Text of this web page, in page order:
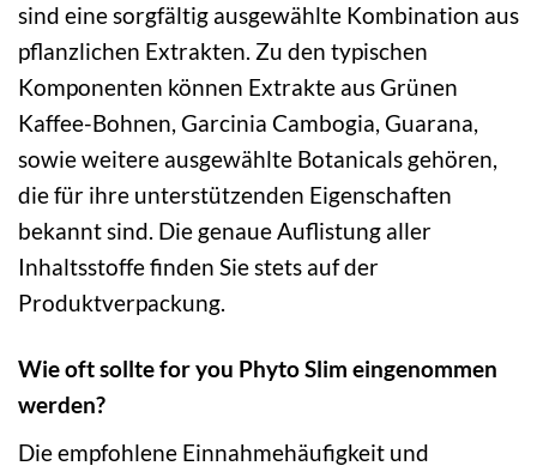
sind eine sorgfältig ausgewählte Kombination aus
pflanzlichen Extrakten. Zu den typischen
Komponenten können Extrakte aus Grünen
Kaffee-Bohnen, Garcinia Cambogia, Guarana,
sowie weitere ausgewählte Botanicals gehören,
die für ihre unterstützenden Eigenschaften
bekannt sind. Die genaue Auflistung aller
Inhaltsstoffe finden Sie stets auf der
Produktverpackung.
Wie oft sollte for you Phyto Slim eingenommen
werden?
Die empfohlene Einnahmehäufigkeit und